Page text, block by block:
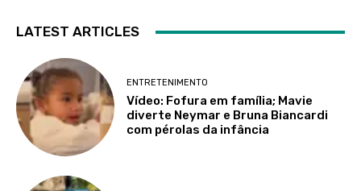
LATEST ARTICLES
ENTRETENIMENTO
Vídeo: Fofura em família; Mavie
diverte Neymar e Bruna Biancardi
com pérolas da infância